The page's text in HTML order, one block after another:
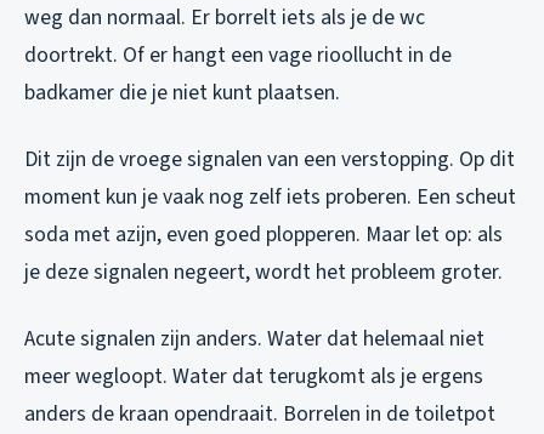
weg dan normaal. Er borrelt iets als je de wc
doortrekt. Of er hangt een vage rioollucht in de
badkamer die je niet kunt plaatsen.
Dit zijn de vroege signalen van een verstopping. Op dit
moment kun je vaak nog zelf iets proberen. Een scheut
soda met azijn, even goed plopperen. Maar let op: als
je deze signalen negeert, wordt het probleem groter.
Acute signalen zijn anders. Water dat helemaal niet
meer wegloopt. Water dat terugkomt als je ergens
anders de kraan opendraait. Borrelen in de toiletpot